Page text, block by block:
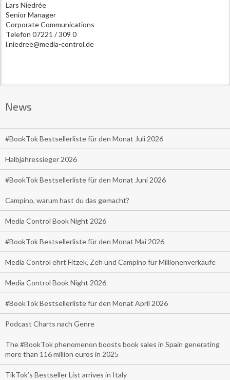
Lars Niedrée
Senior Manager
Corporate Communications
Telefon 07221 / 309 0
l.niedree@media-control.de
News
#BookTok Bestsellerliste für den Monat Juli 2026
Halbjahressieger 2026
#BookTok Bestsellerliste für den Monat Juni 2026
Campino, warum hast du das gemacht?
Media Control Book Night 2026
#BookTok Bestsellerliste für den Monat Mai 2026
Media Control ehrt Fitzek, Zeh und Campino für Millionenverkäufe
Media Control Book Night 2026
#BookTok Bestsellerliste für den Monat April 2026
Podcast Charts nach Genre
The #BookTok phenomenon boosts book sales in Spain generating
more than 116 million euros in 2025
TikTok’s Bestseller List arrives in Italy